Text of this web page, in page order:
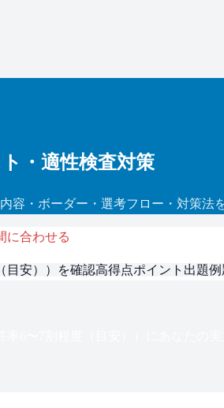
・適性検査対策
内容・ボーダー・選考フロー・対策法
に合わせる
安） ）を確認高得点ポイント 出題